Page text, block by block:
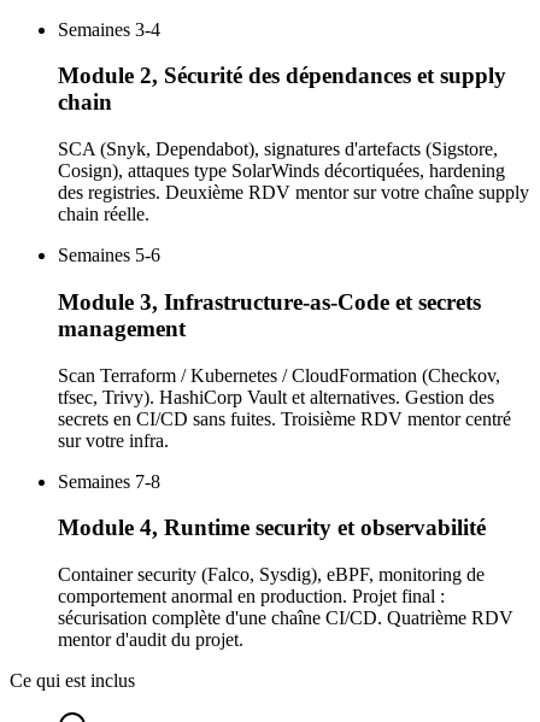
Semaines 3-4
Module 2, Sécurité des dépendances et supply
chain
SCA (Snyk, Dependabot), signatures d'artefacts (Sigstore,
Cosign), attaques type SolarWinds décortiquées, hardening
des registries. Deuxième RDV mentor sur votre chaîne supply
chain réelle.
Semaines 5-6
Module 3, Infrastructure-as-Code et secrets
management
Scan Terraform / Kubernetes / CloudFormation (Checkov,
tfsec, Trivy). HashiCorp Vault et alternatives. Gestion des
secrets en CI/CD sans fuites. Troisième RDV mentor centré
sur votre infra.
Semaines 7-8
Module 4, Runtime security et observabilité
Container security (Falco, Sysdig), eBPF, monitoring de
comportement anormal en production. Projet final :
sécurisation complète d'une chaîne CI/CD. Quatrième RDV
mentor d'audit du projet.
Ce qui est inclus